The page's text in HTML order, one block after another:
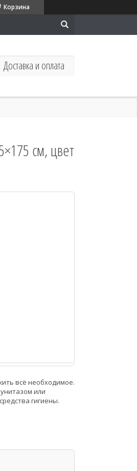
Корзина
Доставка и оплата
см, цвет
всё необходимое.
или
гигиены.